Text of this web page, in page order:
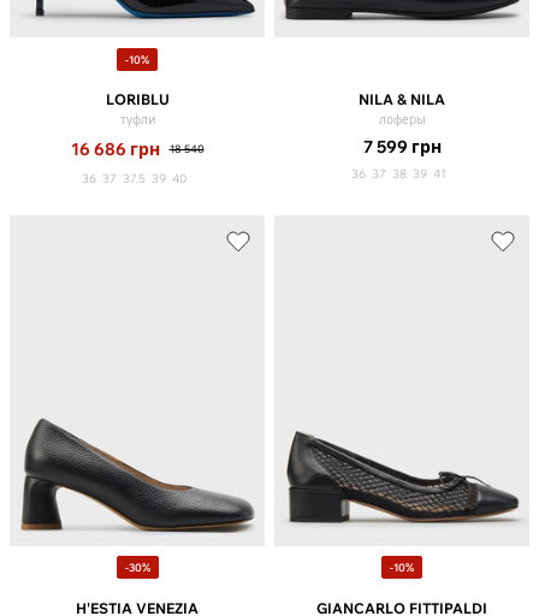
-10%
LORIBLU
туфли
16 686 грн 18 540
36 37 37.5 39 40
NILA & NILA
лоферы
7 599 грн
36 37 38 39 41
-30%
H'ESTIA VENEZIA
-10%
GIANCARLO FITTIPALDI